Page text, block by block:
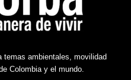
temas ambientales, movilidad
Colombia y el mundo.